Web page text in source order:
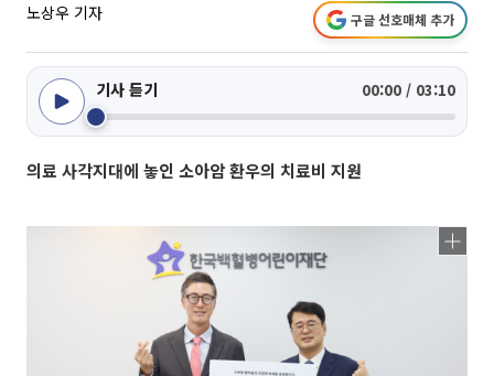
노상우 기자 구글 선호매체 추가
기사 듣기 00:00 / 03:10
의료 사각지대에 놓인 소아암 환우의 치료비 지원